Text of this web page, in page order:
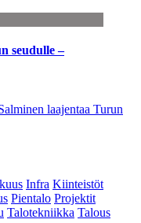
seudulle –
laajentaa Turun
Infra Kiinteistöt
Pientalo Projektit
Talotekniikka Talous